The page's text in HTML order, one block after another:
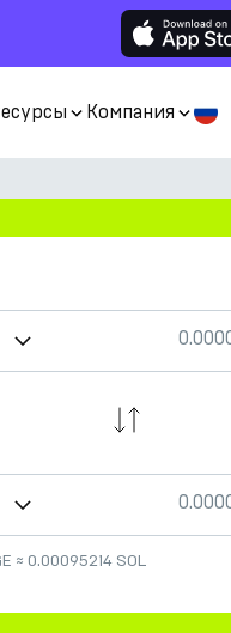
Компания
≈ 0.00095214 SOL